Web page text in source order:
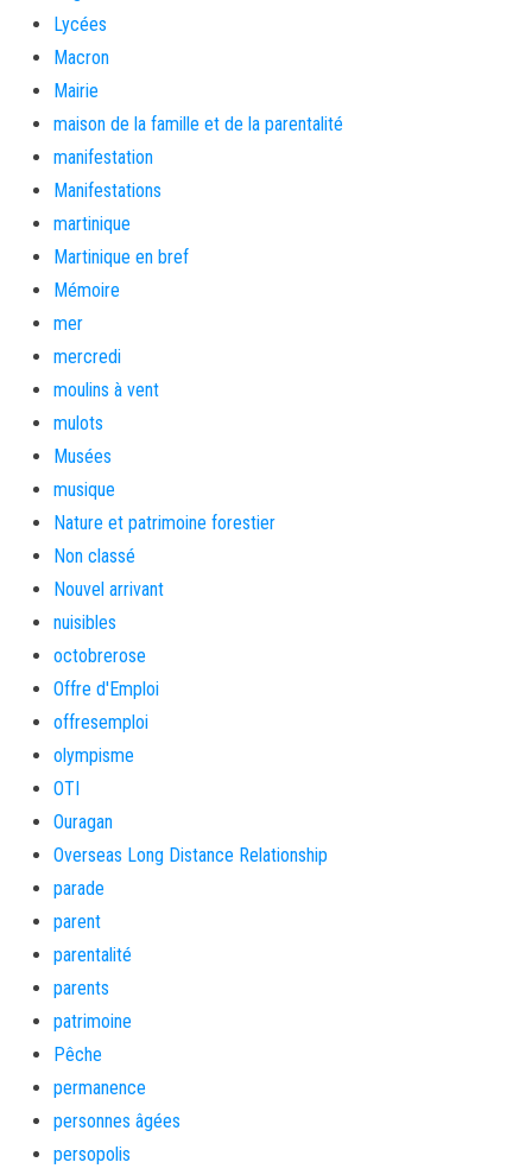
Lycées
Macron
Mairie
maison de la famille et de la parentalité
manifestation
Manifestations
martinique
Martinique en bref
Mémoire
mer
mercredi
moulins à vent
mulots
Musées
musique
Nature et patrimoine forestier
Non classé
Nouvel arrivant
nuisibles
octobrerose
Offre d'Emploi
offresemploi
olympisme
OTI
Ouragan
Overseas Long Distance Relationship
parade
parent
parentalité
parents
patrimoine
Pêche
permanence
personnes âgées
persopolis